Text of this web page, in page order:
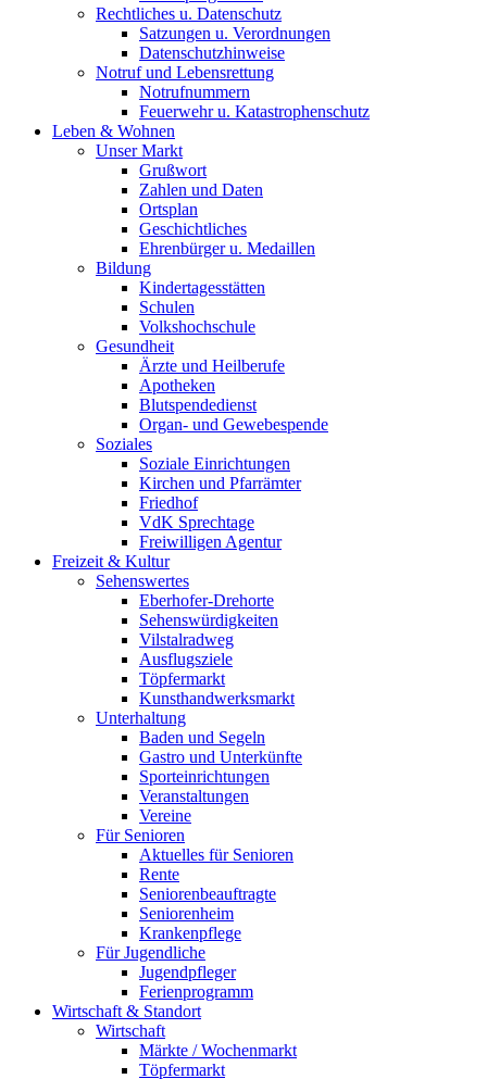
Rechtliches u. Datenschutz
Satzungen u. Verordnungen
Datenschutzhinweise
Notruf und Lebensrettung
Notrufnummern
Feuerwehr u. Katastrophenschutz
Leben & Wohnen
Unser Markt
Grußwort
Zahlen und Daten
Ortsplan
Geschichtliches
Ehrenbürger u. Medaillen
Bildung
Kindertagesstätten
Schulen
Volkshochschule
Gesundheit
Ärzte und Heilberufe
Apotheken
Blutspendedienst
Organ- und Gewebespende
Soziales
Soziale Einrichtungen
Kirchen und Pfarrämter
Friedhof
VdK Sprechtage
Freiwilligen Agentur
Freizeit & Kultur
Sehenswertes
Eberhofer-Drehorte
Sehenswürdigkeiten
Vilstalradweg
Ausflugsziele
Töpfermarkt
Kunsthandwerksmarkt
Unterhaltung
Baden und Segeln
Gastro und Unterkünfte
Sporteinrichtungen
Veranstaltungen
Vereine
Für Senioren
Aktuelles für Senioren
Rente
Seniorenbeauftragte
Seniorenheim
Krankenpflege
Für Jugendliche
Jugendpfleger
Ferienprogramm
Wirtschaft & Standort
Wirtschaft
Märkte / Wochenmarkt
Töpfermarkt